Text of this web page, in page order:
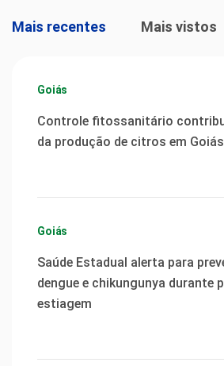
Mais recentes Mais vistos
Goiás
Controle fitossanitário
da produção de citros em Goiás
Goiás
Saúde Estadual alerta para
dengue e chikungunya durante
estiagem